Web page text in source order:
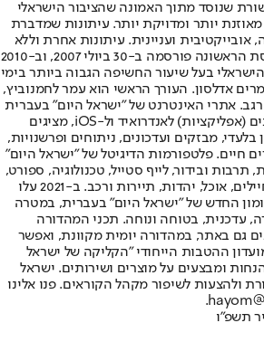
שנוסד מתוך האמונה שהציבור הישראלי
מאוזנת יותר ומדויקת יותר. עיתונות שמדברת
אובייקטיבית ועניינית. עיתונות אחרת וללא
תשלום. המהדורה המודפסת הראשונה פורסמה ב-30 ביולי 2007, וב-2010
בעל שיעור החשיפה הגבוה ביותר בימי
אדלסון. העורך הראשי הוא עמר לחמנוביץ,
אתרי האינטרנט של "ישראל היום" בעברית
ובאנגלית, כמו כן היישומונים (אפליקציות) לאנדרואיד ול-iOS, מציגים
מבזקים ועדכונים, ניתוחים ופרשנויות,
חיים. פלטפורמות הדיגיטל של "ישראל היום"
תרבות ובידור, לייף סטייל, טכנולוגיה, ספורט,
כלכלה וצרכנות, בריאות, חיילים, אוכל, יהדות, תיירות ורכב. ב-2021 עלו
החדש של "ישראל היום" בעברית, במטרה
עדכנית, בטוחה ונוחה. תכני המהדורה
גם באתר, במהדורה יומית מקוונת, ואפשר
ההטבות הייחודי "הקליקה של ישראל
ומבצעים על מוצרים ושירותים. ישראל
ולהצעות לשיפור מקהל הקוראים. פנו אלינו
תשפ"ו